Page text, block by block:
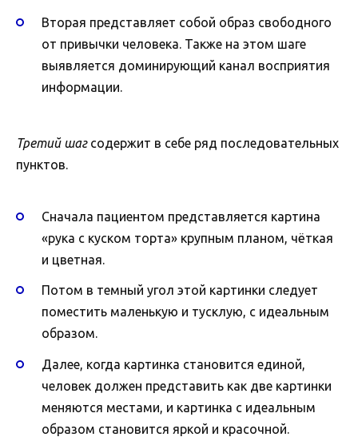
Вторая представляет собой образ свободного
от привычки человека. Также на этом шаге
выявляется доминирующий канал восприятия
информации.
Третий шагсодержит в себе ряд последовательных
пунктов.
Сначала пациентом представляется картина
«рука с куском торта» крупным планом, чёткая
и цветная.
Потом в темный угол этой картинки следует
поместить маленькую и тусклую, с идеальным
образом.
Далее, когда картинка становится единой,
человек должен представить как две картинки
меняются местами, и картинка с идеальным
образом становится яркой и красочной.